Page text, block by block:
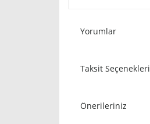
Yorumlar
Taksit Seçenekleri
Önerileriniz